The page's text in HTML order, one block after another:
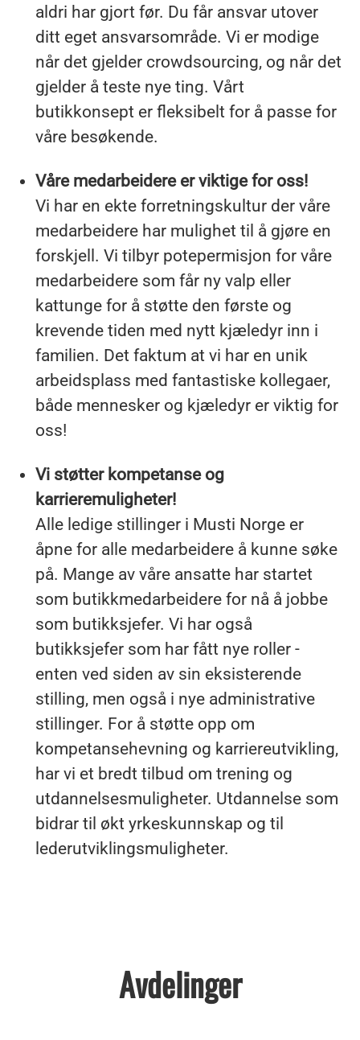
aldri har gjort før. Du får ansvar utover
ditt eget ansvarsområde. Vi er modige
når det gjelder crowdsourcing, og når det
gjelder å teste nye ting. Vårt
butikkonsept er fleksibelt for å passe for
våre besøkende.
Våre medarbeidere er viktige for oss!
Vi har en ekte forretningskultur der våre
medarbeidere har mulighet til å gjøre en
forskjell. Vi tilbyr potepermisjon for våre
medarbeidere som får ny valp eller
kattunge for å støtte den første og
krevende tiden med nytt kjæledyr inn i
familien. Det faktum at vi har en unik
arbeidsplass med fantastiske kollegaer,
både mennesker og kjæledyr er viktig for
oss!
Vi støtter kompetanse og
karrieremuligheter!
Alle ledige stillinger i Musti Norge er
åpne for alle medarbeidere å kunne søke
på. Mange av våre ansatte har startet
som butikkmedarbeidere for nå å jobbe
som butikksjefer. Vi har også
butikksjefer som har fått nye roller -
enten ved siden av sin eksisterende
stilling, men også i nye administrative
stillinger. For å støtte opp om
kompetansehevning og karriereutvikling,
har vi et bredt tilbud om trening og
utdannelsesmuligheter. Utdannelse som
bidrar til økt yrkeskunnskap og til
lederutviklingsmuligheter.
Avdelinger
Ledige stillinger i våre Musti-